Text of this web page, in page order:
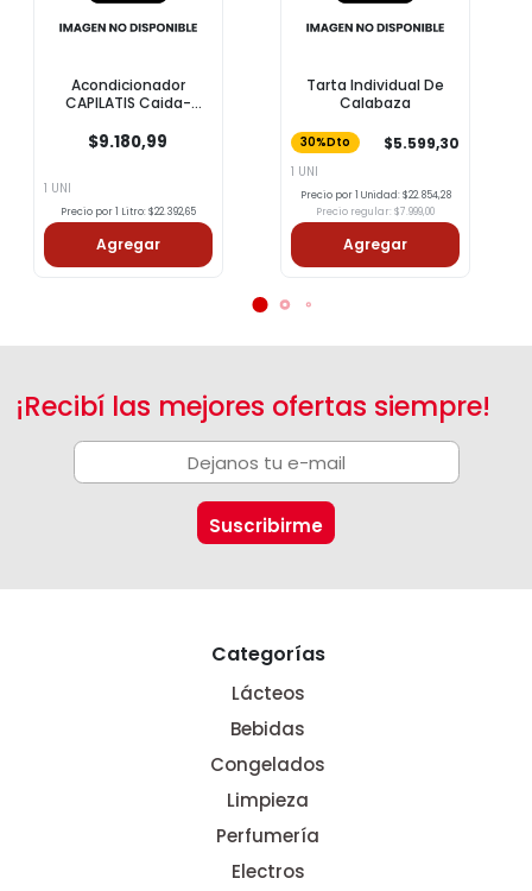
Acondicionador
CAPILATIS Caida-
$9.180,99
Precio por 1 Litro: $22.392,65
Agregar
Tarta Individual De
Calabaza
30%Dto $5.599,30
Precio por 1 Unidad: $22.854,28
Precio regular: $7.999,00
Agregar
¡Recibí las mejores ofertas siempre!
Categorías
Lácteos
Bebidas
Congelados
Limpieza
Perfumería
Electros